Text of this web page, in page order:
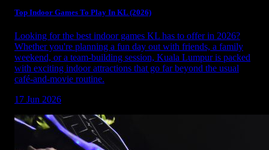
Top Indoor Games To Play In KL (2026)
Looking for the best indoor games KL has to offer in 2026?
Whether you're planning a fun day out with friends, a family
weekend, or a team-building session, Kuala Lumpur is packed
with exciting indoor attractions that go far beyond the usual
café-and-movie routine.
17 Jun 2026